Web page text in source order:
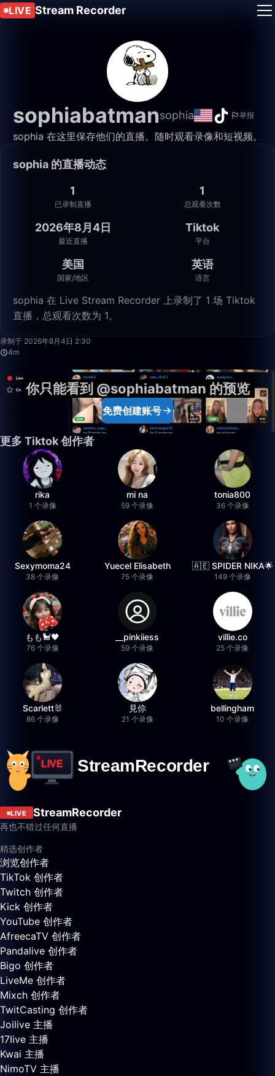
LIVE Stream Recorder
sophiabatmansophia 举报
sophia 在这里保存他们的直播。随时观看录像和短视频。
sophia 的直播动态
1
已录制直播
1
总观看次数
2026年8月4日
最近直播
Tiktok
平台
美国
国家/地区
英语
语言
sophia 在 Live Stream Recorder 上录制了 1 场 Tiktok
直播，总观看次数为 1。
录制于 2026年8月4日 2:30
4m
你只能看到 @sophiabatman 的预览
免费创建账号
更多 Tiktok 创作者
rika
1 个录像
mi na
59 个录像
tonia800
36 个录像
Sexymoma24
38 个录像
Yuecel Elisabeth
75 个录像
🇦🇪 SPIDER NIKA🌟
149 个录像
もも🐩🖤
76 个录像
__pinkiiess
59 个录像
villie.co
25 个录像
Scarlett🐰
86 个录像
見伱
21 个录像
bellingham
10 个录像
LIVE StreamRecorder
再也不错过任何直播
精选创作者
浏览创作者
TikTok 创作者
Twitch 创作者
Kick 创作者
YouTube 创作者
AfreecaTV 创作者
Pandalive 创作者
Bigo 创作者
LiveMe 创作者
Mixch 创作者
TwitCasting 创作者
Joilive 主播
17live 主播
Kwai 主播
NimoTV 主播